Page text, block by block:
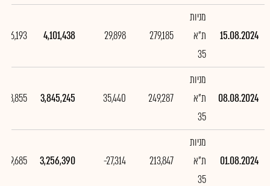
15.08.2024
מניות
ת"א
35
279,185
29,898
4,101,438
256,193
08.08.2024
מניות
ת"א
35
249,287
35,440
3,845,245
588,855
01.08.2024
מניות
ת"א
35
213,847
-27,314
3,256,390